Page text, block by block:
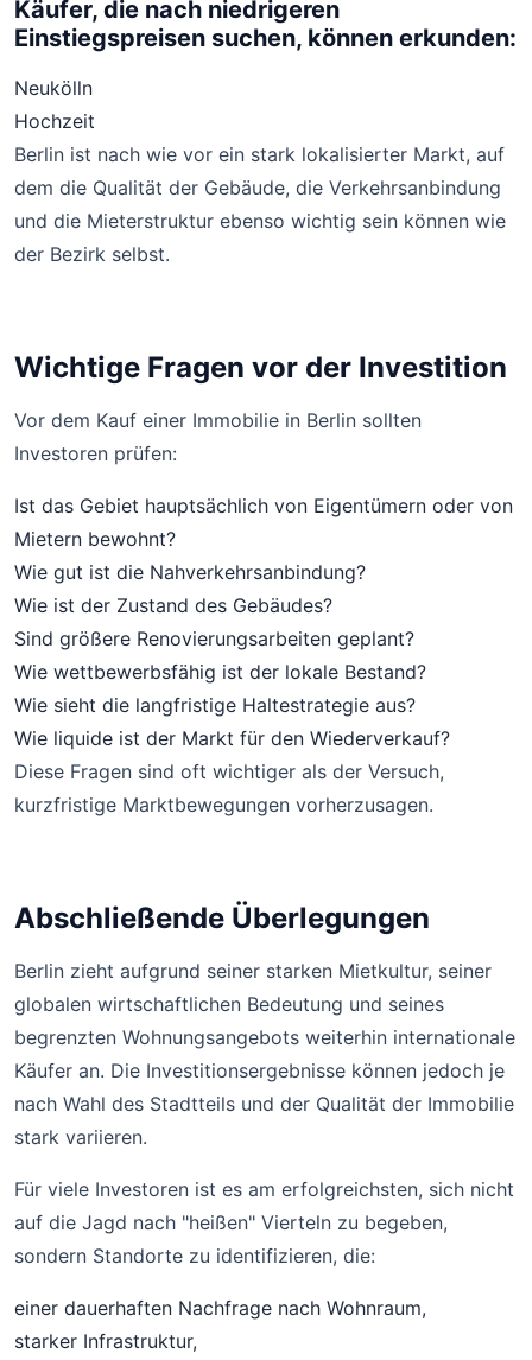
Käufer, die nach niedrigeren
Einstiegspreisen suchen, können erkunden:
Neukölln
Hochzeit
Berlin ist nach wie vor ein stark lokalisierter Markt, auf
dem die Qualität der Gebäude, die Verkehrsanbindung
und die Mieterstruktur ebenso wichtig sein können wie
der Bezirk selbst.
Wichtige Fragen vor der Investition
Vor dem Kauf einer Immobilie in Berlin sollten
Investoren prüfen:
Ist das Gebiet hauptsächlich von Eigentümern oder von
Mietern bewohnt?
Wie gut ist die Nahverkehrsanbindung?
Wie ist der Zustand des Gebäudes?
Sind größere Renovierungsarbeiten geplant?
Wie wettbewerbsfähig ist der lokale Bestand?
Wie sieht die langfristige Haltestrategie aus?
Wie liquide ist der Markt für den Wiederverkauf?
Diese Fragen sind oft wichtiger als der Versuch,
kurzfristige Marktbewegungen vorherzusagen.
Abschließende Überlegungen
Berlin zieht aufgrund seiner starken Mietkultur, seiner
globalen wirtschaftlichen Bedeutung und seines
begrenzten Wohnungsangebots weiterhin internationale
Käufer an. Die Investitionsergebnisse können jedoch je
nach Wahl des Stadtteils und der Qualität der Immobilie
stark variieren.
Für viele Investoren ist es am erfolgreichsten, sich nicht
auf die Jagd nach "heißen" Vierteln zu begeben,
sondern Standorte zu identifizieren, die:
einer dauerhaften Nachfrage nach Wohnraum,
starker Infrastruktur,